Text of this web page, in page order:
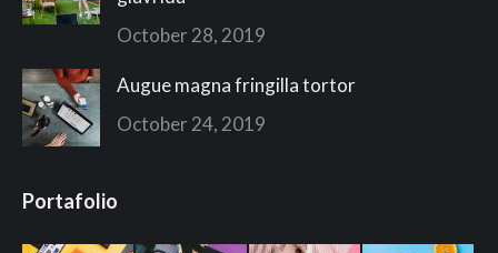
October 28, 2019
Augue magna fringilla tortor
October 24, 2019
Portafolio